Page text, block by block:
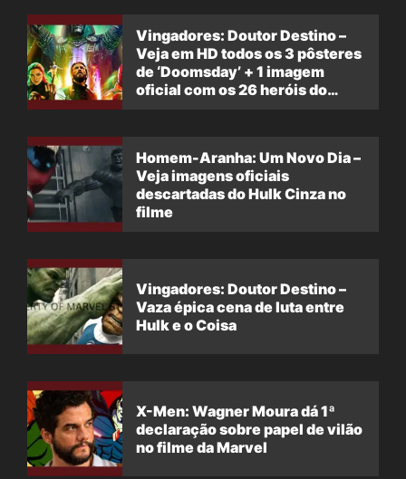
Vingadores: Doutor Destino –
Veja em HD todos os 3 pôsteres
de ‘Doomsday’ + 1 imagem
oficial com os 26 heróis do
Homem-Aranha: Um Novo Dia –
Veja imagens oficiais
descartadas do Hulk Cinza no
filme
Vingadores: Doutor Destino –
Vaza épica cena de luta entre
Hulk e o Coisa
X-Men: Wagner Moura dá 1ª
declaração sobre papel de vilão
no filme da Marvel